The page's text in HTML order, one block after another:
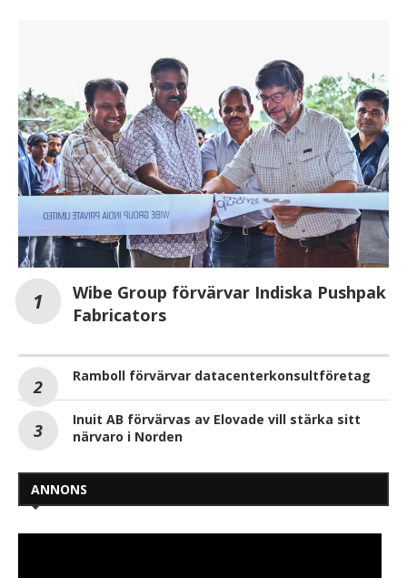
Wibe Group förvärvar Indiska Pushpak
Fabricators
Ramboll förvärvar datacenterkonsultföretag
Inuit AB förvärvas av Elovade vill stärka sitt
närvaro i Norden
ANNONS